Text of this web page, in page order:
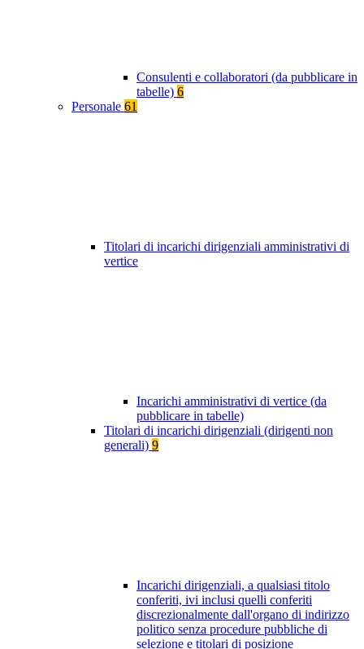
Consulenti e collaboratori (da pubblicare in
tabelle) 6
Personale 61
Titolari di incarichi dirigenziali amministrativi di
vertice
Incarichi amministrativi di vertice (da
pubblicare in tabelle)
Titolari di incarichi dirigenziali (dirigenti non
generali) 9
Incarichi dirigenziali, a qualsiasi titolo
conferiti, ivi inclusi quelli conferiti
discrezionalmente dall'organo di indirizzo
politico senza procedure pubbliche di
selezione e titolari di posizione